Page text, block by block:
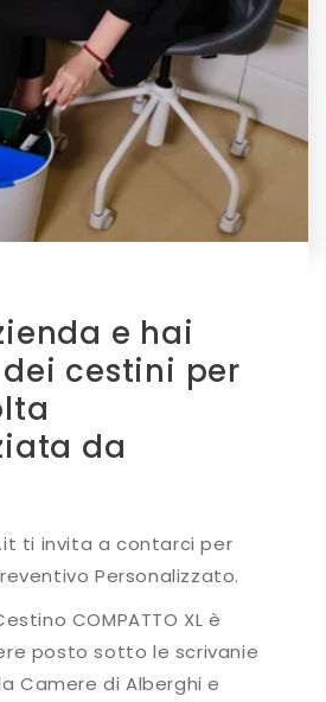
e hai
cestini per
da
ti invita a contarci per
Personalizzato.
COMPATTO XL è
posto sotto le scrivanie
Camere di Alberghi e